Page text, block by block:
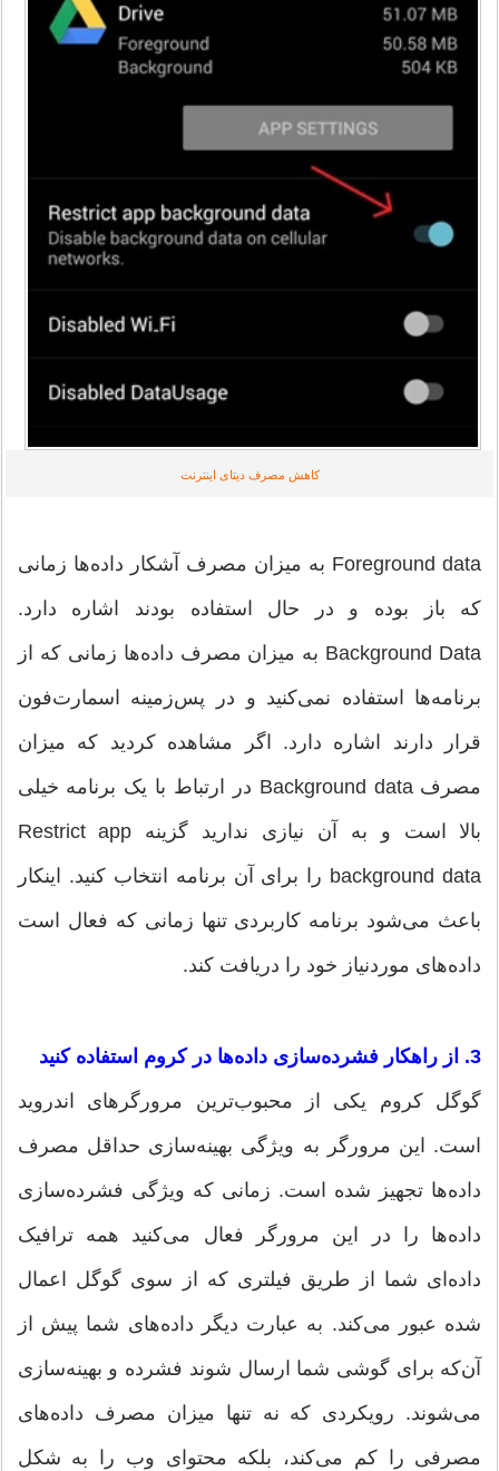
کاهش مصرف دیتای اینترنت
Foreground data به میزان مصرف آشکار داده‌ها زمانی
که باز بوده و در حال استفاده بودند اشاره دارد.
Background Data به میزان مصرف داده‌ها زمانی که از
برنامه‌ها استفاده نمی‌کنید و در پس‌زمینه اسمارت‌فون
قرار دارند اشاره دارد. اگر مشاهده کردید که میزان
مصرف Background data در ارتباط با یک برنامه خیلی
بالا است و به آن نیازی ندارید گزینه Restrict app
background data را برای آن برنامه انتخاب کنید. اینکار
باعث می‌شود برنامه کاربردی تنها زمانی که فعال است
داده‌های موردنیاز خود را دریافت کند.
3. از راهکار فشرده‌سازی داده‌ها در کروم استفاده کنید
گوگل کروم یکی از محبوب‌ترین مرورگرهای اندروید
است. این مرورگر به ویژگی بهینه‌سازی حداقل مصرف
داده‌ها تجهیز شده است. زمانی که ویژگی فشرده‌سازی
داده‌ها را در این مرورگر فعال می‌کنید همه ترافیک
داده‌ای شما از طریق فیلتری که از سوی گوگل اعمال
شده عبور می‌کند. به عبارت دیگر داده‌های شما پیش از
آن‌که برای گوشی شما ارسال شوند فشرده و بهینه‌سازی
می‌شوند. رویکردی که نه تنها میزان مصرف داده‌های
مصرفی را کم می‌کند، بلکه محتوای وب را به شکل